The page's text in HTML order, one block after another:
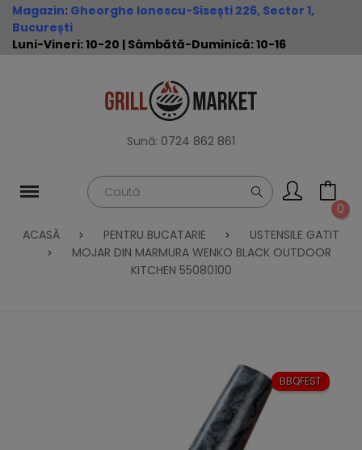
Magazin: Gheorghe Ionescu-Sisești 226, Sector 1,
București
Luni-Vineri: 10-20 | Sâmbătă-Duminică: 10-16
Sună: 0724 862 861
0
ACASĂ
PENTRU BUCATARIE
USTENSILE GATIT
MOJAR DIN MARMURA WENKO BLACK OUTDOOR
KITCHEN 55080100
BBQFEST